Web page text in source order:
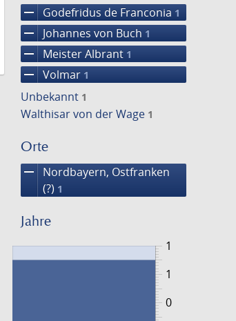
remove Godefridus de Franconia 1
remove Johannes von Buch 1
remove Meister Albrant 1
remove Volmar 1
Unbekannt 1
Walthisar von der Wage 1
Orte
remove
Nordbayern, Ostfranken
(?) 1
Jahre
1
0
1